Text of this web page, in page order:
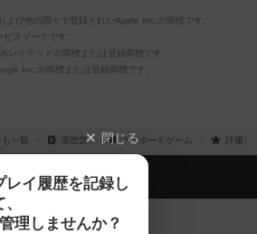
び他の国々で登録されたApple Inc.の商標です。
スマークです。
レイテッドの商標または登録商標です。
Inc.の商標または登録商標です。
一覧 張世萱 マイボードゲーム 評価し
閉じる
イ履歴を記録し
理しませんか？
する